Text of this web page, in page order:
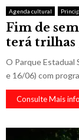
Agenda cultural
Fim de
terá trilhas
O Parque Estadual
e 16/06) com
Consulte Mais